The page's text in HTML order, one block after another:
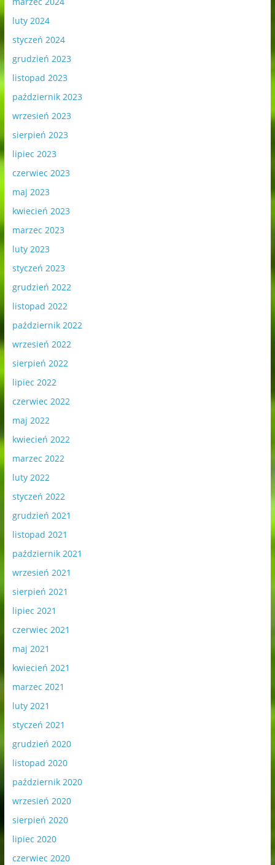
luty 2024
styczeń 2024
grudzień 2023
listopad 2023
październik 2023
wrzesień 2023
sierpień 2023
lipiec 2023
czerwiec 2023
maj 2023
kwiecień 2023
marzec 2023
luty 2023
styczeń 2023
grudzień 2022
listopad 2022
październik 2022
wrzesień 2022
sierpień 2022
lipiec 2022
czerwiec 2022
maj 2022
kwiecień 2022
marzec 2022
luty 2022
styczeń 2022
grudzień 2021
listopad 2021
październik 2021
wrzesień 2021
sierpień 2021
lipiec 2021
czerwiec 2021
maj 2021
kwiecień 2021
marzec 2021
luty 2021
styczeń 2021
grudzień 2020
listopad 2020
październik 2020
wrzesień 2020
sierpień 2020
lipiec 2020
czerwiec 2020